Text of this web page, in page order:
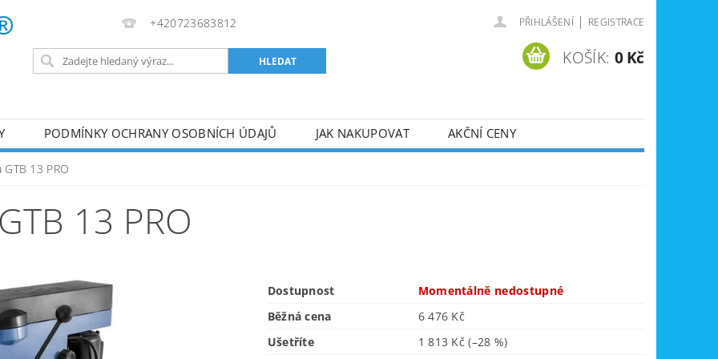
+420723683812 PŘIHLÁŠENÍ | REGISTRACE
KOŠÍK: 0 Kč
PODMÍNKY OCHRANY OSOBNÍCH ÚDAJŮ JAK NAKUPOVAT
AKČNÍ CENY
AKUMULÁTOROVÉ NÁŘADÍ
RUČNÍ NÁŘADÍ AKU NÁŘADÍ
13 PRO
13 PRO
Dostupnost
Momentálně nedostupné
Běžná cena
6 476 Kč
Ušetříte
1 813 Kč(–28 %)